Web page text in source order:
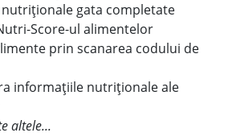
gata completate
Score-ul alimentelor
prin scanarea codului de
informațiile nutriționale ale
altele...